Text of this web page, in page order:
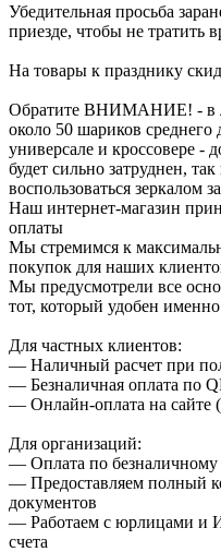
Убедительная просьба
приезде, чтобы не тратить
На товары к празднику
Обратите ВНИМАНИЕ! - в
около 50 шариков
универсале и кроссовере -
будет сильно затруднен,
воспользоваться зеркалом
Наш интернет-магазин
оплаты
Мы стремимся к
покупок для наших
Мы предусмотрели все
тот, который удобен именно
Для частных клиентов:
— Наличный расчет при
— Безналичная оплата по
— Онлайн-оплата на сайте
Для организаций:
— Оплата по безналичному
— Предоставляем полный
документов
— Работаем с юрлицами и
счета